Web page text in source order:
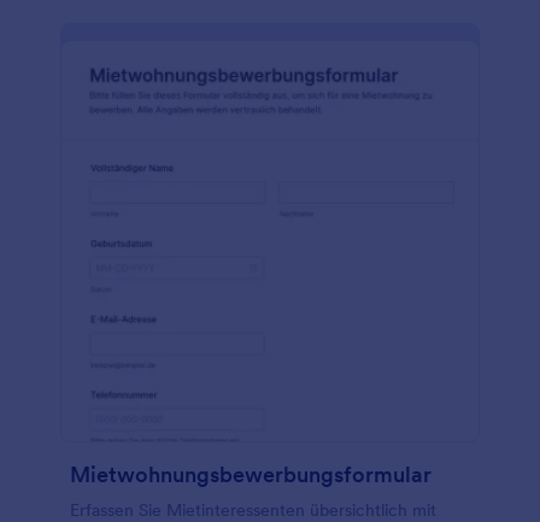
Mietwohnungsbewerbungsformular
Erfassen Sie Mietinteressenten übersichtlich mit